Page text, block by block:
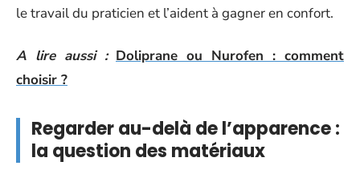
le travail du praticien et l’aident à gagner en confort.
A lire aussi : Doliprane ou Nurofen : comment
choisir ?
Regarder au-delà de l’apparence :
la question des matériaux